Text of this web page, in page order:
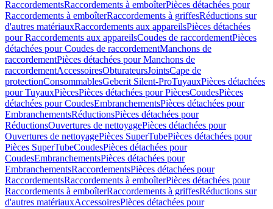
RaccordementsRaccordements à emboîterPièces détachées pour
Raccordements à emboîterRaccordements à griffesRéductions sur
d'autres matériauxRaccordements aux appareilsPièces détachées
pour Raccordements aux appareilsCoudes de raccordementPièces
détachées pour Coudes de raccordementManchons de
raccordementPièces détachées pour Manchons de
raccordementAccessoiresObturateursJointsCape de
protectionConsommablesGeberit Silent-ProTuyauxPièces détachées
pour TuyauxPiècesPièces détachées pour PiècesCoudesPièces
détachées pour CoudesEmbranchementsPièces détachées pour
EmbranchementsRéductionsPièces détachées pour
RéductionsOuvertures de nettoyagePièces détachées pour
Ouvertures de nettoyagePièces SuperTubePièces détachées pour
Pièces SuperTubeCoudesPièces détachées pour
CoudesEmbranchementsPièces détachées pour
EmbranchementsRaccordementsPièces détachées pour
RaccordementsRaccordements à emboîterPièces détachées pour
Raccordements à emboîterRaccordements à griffesRéductions sur
d'autres matériauxAccessoiresPièces détachées pour